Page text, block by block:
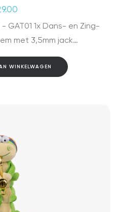
- GAT01 1x Dans- en Zing-
met 3,5mm jack…
WINKELWAGEN